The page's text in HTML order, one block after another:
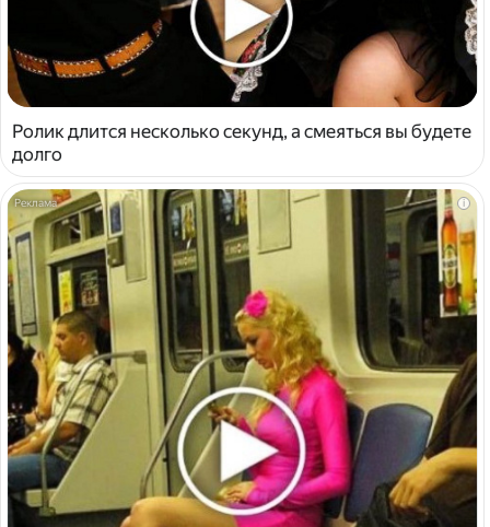
Ролик длится несколько секунд, а смеяться вы будете
долго
i